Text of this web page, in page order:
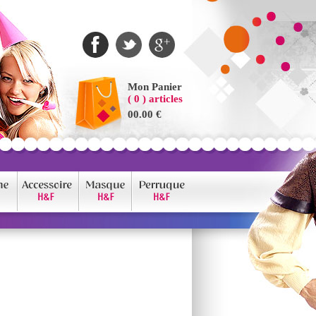
Mon Panier
( 0 ) articles
00.00 €